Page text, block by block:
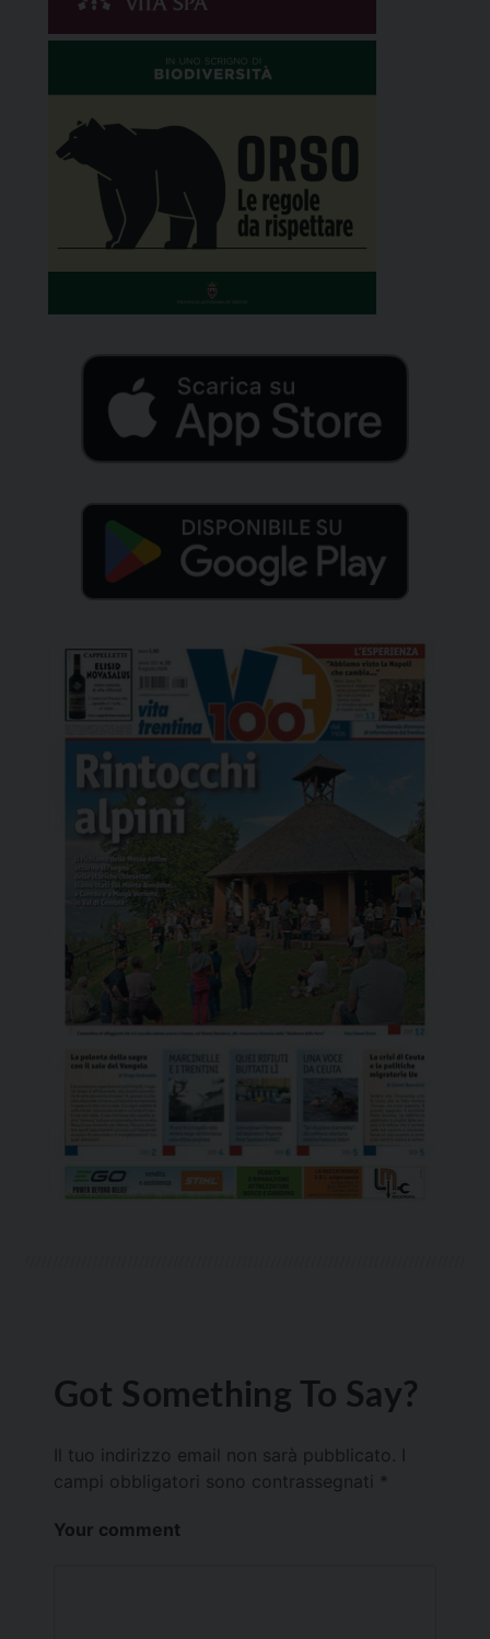
Got Something To Say?
Il tuo indirizzo email non sarà pubblicato.
campi obbligatori sono contrassegnati *
Your comment